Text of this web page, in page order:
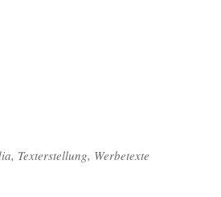
, Texterstellung, Werbetexte